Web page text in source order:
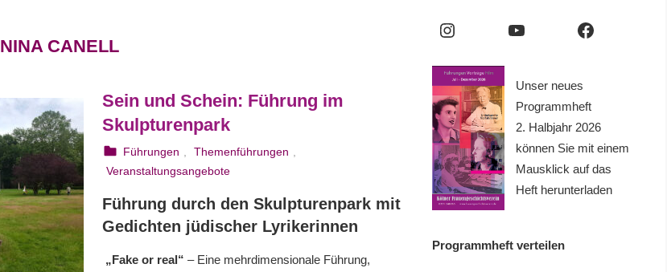
NINA CANELL
Sein und Schein: Führung im
Skulpturenpark
25. August 2023
webmam
Führungen Themenführungen
Veranstaltungsangebote
Führung durch den Skulpturenpark mit
Gedichten jüdischer Lyrikerinnen
„Fake or real“ – Eine mehrdimensionale Führung,
Instagram YouTube Facebook
Unser neues
Programmheft
2. Halbjahr 2026
können Sie mit einem
Mausklick auf das
Heft herunterladen
Programmheft verteilen